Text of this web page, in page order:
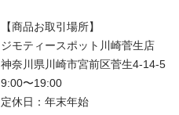
【商品お取引場所】
ジモティースポット川崎菅生店
神奈川県川崎市宮前区菅生4-14-5
9:00〜19:00
定休日：年末年始